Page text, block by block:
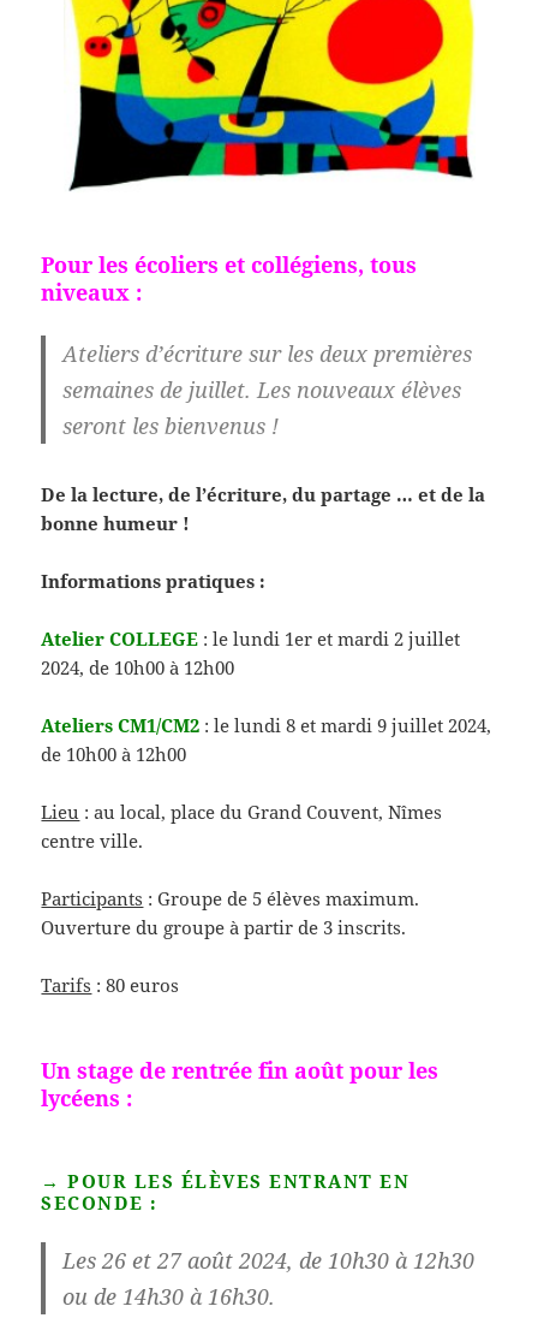
Pour les écoliers et collégiens, tous
niveaux :
Ateliers d’écriture sur les deux premières
semaines de juillet. Les nouveaux élèves
seront les bienvenus !
De la lecture, de l’écriture, du partage … et de la
bonne humeur !
Informations pratiques :
Atelier COLLEGE : le lundi 1er et mardi 2 juillet
2024, de 10h00 à 12h00
Ateliers CM1/CM2 : le lundi 8 et mardi 9 juillet 2024,
de 10h00 à 12h00
Lieu : au local, place du Grand Couvent, Nîmes
centre ville.
Participants : Groupe de 5 élèves maximum.
Ouverture du groupe à partir de 3 inscrits.
Tarifs : 80 euros
Un stage de rentrée fin août pour les
lycéens :
→ POUR LES ÉLÈVES ENTRANT EN
SECONDE :
Les26 et 27 août 2024, de 10h30 à 12h30
ou de 14h30 à 16h30.